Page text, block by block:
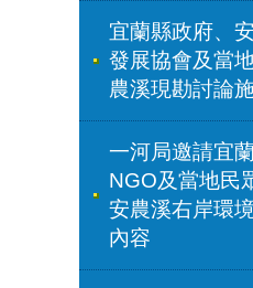
宜蘭縣政府、
發展協會及當
農溪現勘討論
一河局邀請宜
NGO及當地民
安農溪右岸環
內容